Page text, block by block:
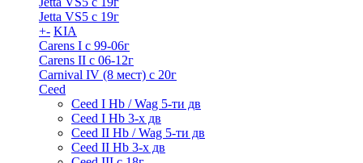
Jetta VS5 с 19г
+- KIA
Carens I c 99-06г
Carens II c 06-12г
Carnival IV (8 мест) с 20г
Ceed
Ceed I Hb / Wag 5-ти дв
Ceed I Hb 3-х дв
Ceed II Hb / Wag 5-ти дв
Ceed II Hb 3-х дв